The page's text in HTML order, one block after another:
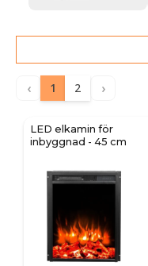
‹ 1 2 ›
LED elkamin för
inbyggnad - 45 cm